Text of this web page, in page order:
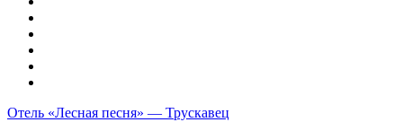
Отель «Лесная песня» — Трускавец